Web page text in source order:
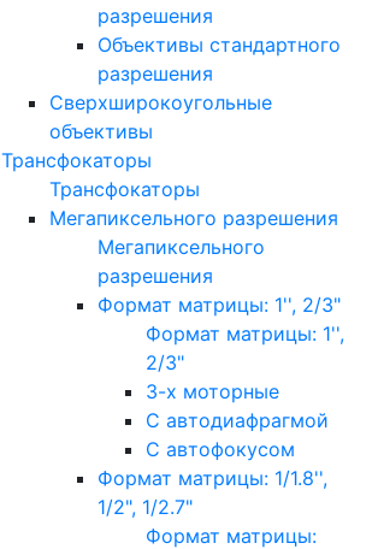
разрешения
Объективы стандартного
разрешения
Сверхширокоугольные
объективы
Трансфокаторы
Трансфокаторы
Мегапиксельного разрешения
Мегапиксельного
разрешения
Формат матрицы: 1'', 2/3"
Формат матрицы: 1'',
2/3"
3-х моторные
С автодиафрагмой
С автофокусом
Формат матрицы: 1/1.8'',
1/2", 1/2.7"
Формат матрицы: